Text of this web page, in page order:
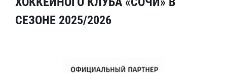
СЕЗОНЕ 2025/2026